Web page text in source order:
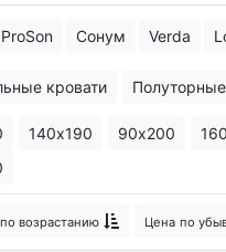
ProSon Сонум Verda
кровати
кровати Мягкие кровати
с кроватью внизу
140х190 90х200
по возрастанию Цена по